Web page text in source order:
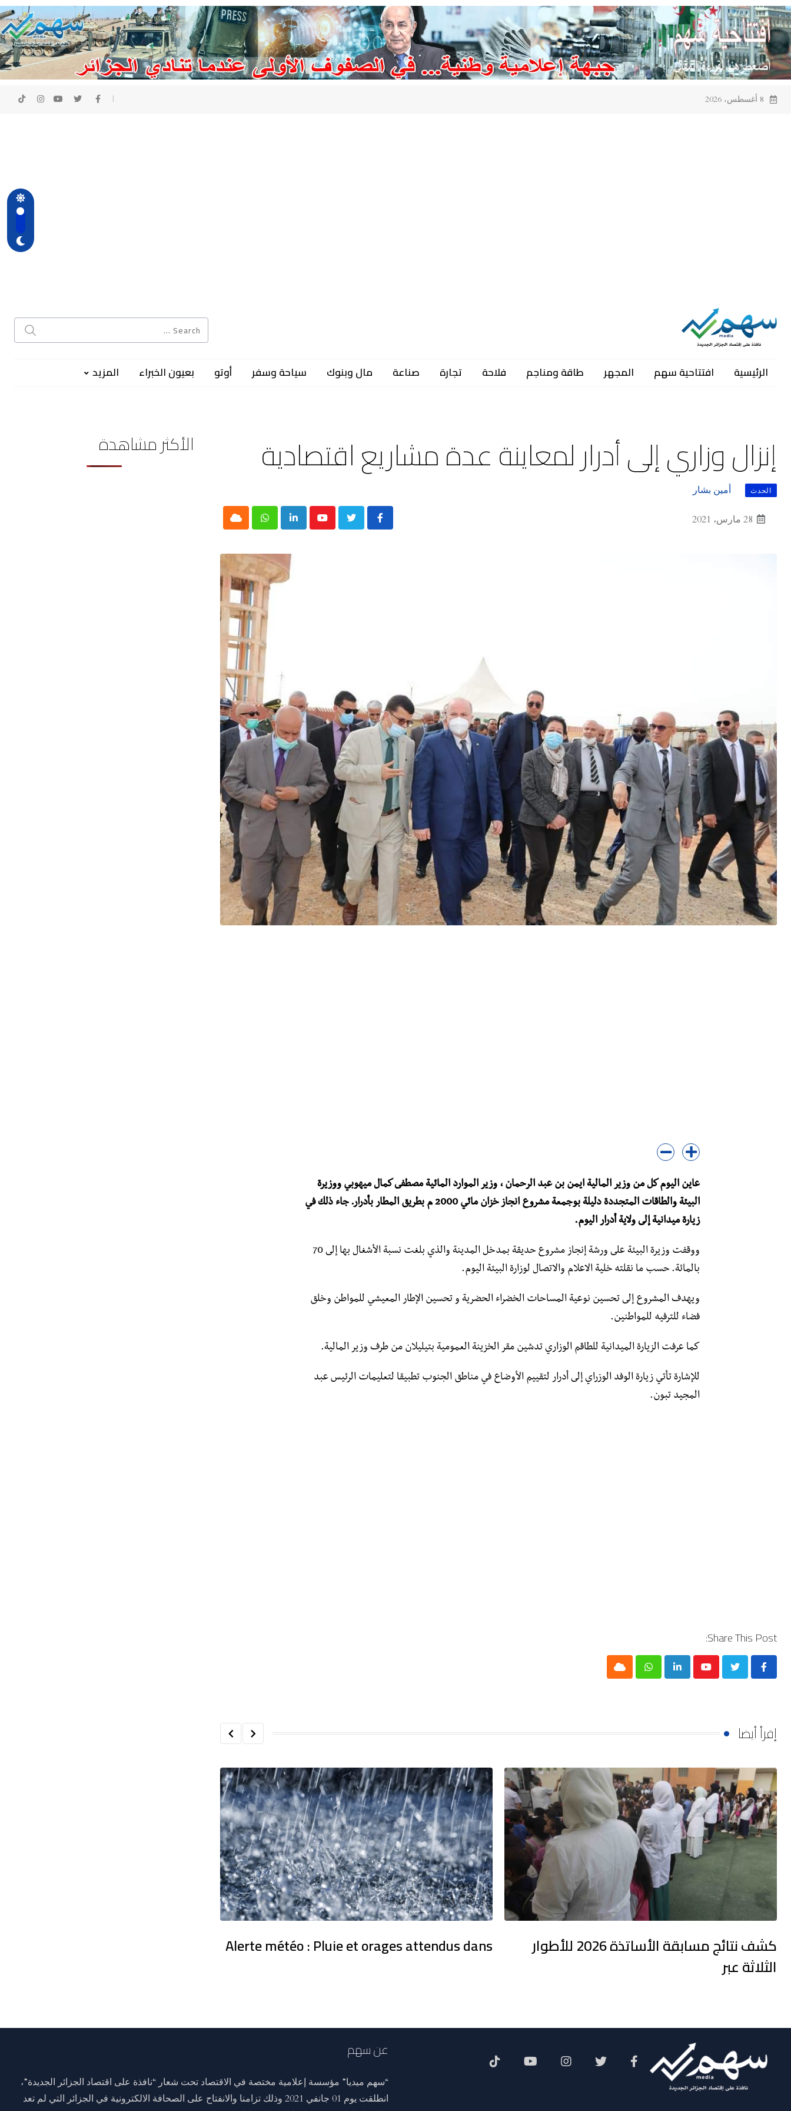
Skip
to
content
8 أغسطس، 2026
الرئيسية افتتاحية سهم المجهر طاقة ومناجم فلاحة تجارة صناعة مال وبنوك سياحة وسفر أوتو بعيون الخبراء المزيد
إنزال وزاري إلى أدرار لمعاينة عدة مشاريع اقتصادية
الحدث أمين بشار
28 مارس، 2021 Youtube
LinkedIn
Whatsapp
Cloud
عاين اليوم كل من وزير المالية ايمن بن عبد الرحمان ، وزير الموارد المائية مصطفى كمال ميهوبي ووزيرة
البيئة والطاقات المتجددة دليلة بوجمعة مشروع انجاز خزان مائي 2000 م بطريق المطار بأدرار. جاء ذلك في
زيارة ميدانية إلى ولاية أدرار اليوم.
ووقفت وزيرة البيئة على ورشة إنجاز مشروع حديقة بمدخل المدينة والذي بلغت نسبة الأشغال بها إلى 70
بالمائة. حسب ما نقلته خلية الاعلام والاتصال لوزارة البيئة اليوم.
ويهدف المشروع إلى تحسين نوعية المساحات الخضراء الحضرية و تحسين الإطار المعيشي للمواطن وخلق
فضاء للترفيه للمواطنين.
كما عرفت الزيارة الميدانية للطاقم الوزاري تدشين مقر الخزينة العمومية بتيليلان من طرف وزير المالية.
للإشارة تأتي زيارة الوفد الوزراي إلى أدرار لتقييم الأوضاع في مناطق الجنوب تطبيقا لتعليمات الرئيس عبد
المجيد تبون.
Share This Post:
Youtube
LinkedIn
Whatsapp
Cloud
إقرأ أيضا
كشف نتائج مسابقة الأساتذة 2026 للأطوار
الثلاثة عبر
Alerte météo : Pluie et orages attendus dans
الأكثر مشاهدة
Social Menu
عن سهم
“سهم ميديا” مؤسسة إعلامية مختصة في الاقتصاد تحت شعار “نافذة على اقتصاد الجزائر الجديدة”،
انطلقت يوم 01 جانفي 2021 وذلك تزامنا والانفتاح على الصحافة الالكترونية في الجزائر التي لم تعد